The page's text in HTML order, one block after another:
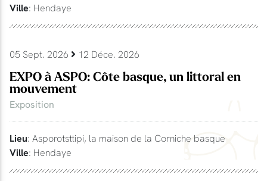
Ville: Hendaye
05 Sept. 2026 12 Déce. 2026
EXPO à ASPO: Côte basque, un littoral en
mouvement
Exposition
Lieu: Asporotsttipi, la maison de la Corniche basque
Ville: Hendaye